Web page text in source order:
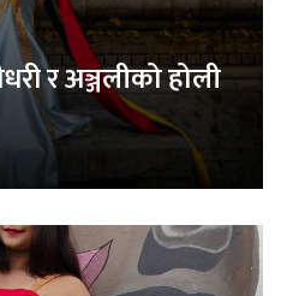
र अञ्जलीको होली